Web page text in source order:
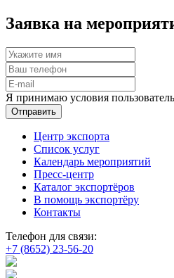
Заявка на
Я принимаю условия
Отправить
Центр экспорта
Список услуг
Календарь мероприятий
Пресс-центр
Каталог экспортёров
В помощь экспортёру
Контакты
Телефон для связи:
+7 (8652) 23-56-20